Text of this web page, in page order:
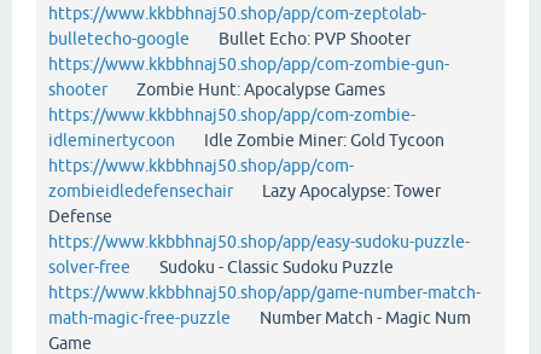
https://www.kkbbhnaj50.shop/app/com-zeptolab-
bulletecho-google Bullet Echo: PVP Shooter
https://www.kkbbhnaj50.shop/app/com-zombie-gun-
shooterZombie Hunt: Apocalypse Games
https://www.kkbbhnaj50.shop/app/com-zombie-
idleminertycoon Idle Zombie Miner: Gold Tycoon
https://www.kkbbhnaj50.shop/app/com-
zombieidledefensechairLazy Apocalypse: Tower
Defense
https://www.kkbbhnaj50.shop/app/easy-sudoku-puzzle-
solver-free Sudoku - Classic Sudoku Puzzle
https://www.kkbbhnaj50.shop/app/game-number-match-
math-magic-free-puzzle Number Match - Magic Num
Game